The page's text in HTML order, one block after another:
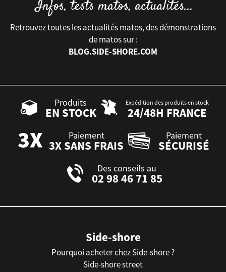
Retrouvez toutes les actualités matos, des démonstrations
de matos sur :
BLOG.SIDE-SHORE.COM
Produits
EN STOCK
Expédition des produits en stock
24/48H FRANCE
Paiement
3X SANS FRAIS
Paiement
SÉCURISÉ
Des conseils au
02 98 46 71 85
Side-shore
Pourquoi acheter chez Side-shore ?
Side-shore street